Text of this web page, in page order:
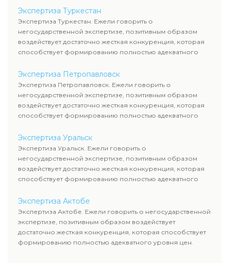
Экспертиза Туркестан
Экспертиза Туркестан. Ежели говорить о
негосударственной экспертизе, позитивным образом
воздействует достаточно жесткая конкуренция, которая
способствует формированию полностью адекватного
Экспертиза Петропавловск
Экспертиза Петропавловск. Ежели говорить о
негосударственной экспертизе, позитивным образом
воздействует достаточно жесткая конкуренция, которая
способствует формированию полностью адекватного
Экспертиза Уральск
Экспертиза Уральск. Ежели говорить о
негосударственной экспертизе, позитивным образом
воздействует достаточно жесткая конкуренция, которая
способствует формированию полностью адекватного
Экспертиза Актобе
Экспертиза Актобе. Ежели говорить о негосударственной
экспертизе, позитивным образом воздействует
достаточно жесткая конкуренция, которая способствует
формированию полностью адекватного уровня цен.